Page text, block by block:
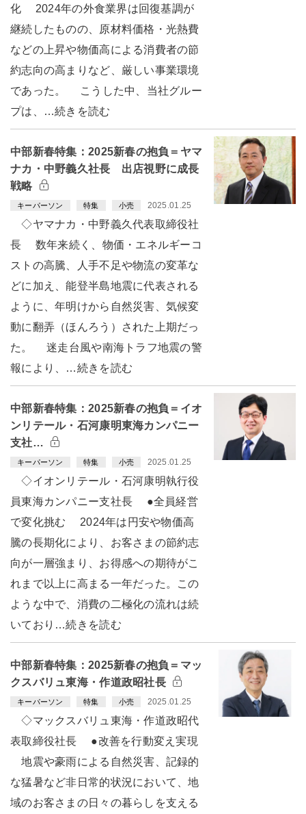
化 2024年の外食業界は回復基調が
継続したものの、原材料価格・光熱費
などの上昇や物価高による消費者の節
約志向の高まりなど、厳しい事業環境
であった。 こうした中、当社グルー
プは、…続きを読む
中部新春特集：2025新春の抱負＝ヤマ
ナカ・中野義久社長 出店視野に成長
戦略
キーパーソン 特集 小売 2025.01.25
◇ヤマナカ・中野義久代表取締役社
長 数年来続く、物価・エネルギーコ
ストの高騰、人手不足や物流の変革な
どに加え、能登半島地震に代表される
ように、年明けから自然災害、気候変
動に翻弄（ほんろう）された上期だっ
た。 迷走台風や南海トラフ地震の警
報により、…続きを読む
中部新春特集：2025新春の抱負＝イオ
ンリテール・石河康明東海カンパニー
支社…
キーパーソン 特集 小売 2025.01.25
◇イオンリテール・石河康明執行役
員東海カンパニー支社長 ●全員経営
で変化挑む 2024年は円安や物価高
騰の長期化により、お客さまの節約志
向が一層強まり、お得感への期待がこ
れまで以上に高まる一年だった。この
ような中で、消費の二極化の流れは続
いており…続きを読む
中部新春特集：2025新春の抱負＝マッ
クスバリュ東海・作道政昭社長
キーパーソン 特集 小売 2025.01.25
◇マックスバリュ東海・作道政昭代
表取締役社長 ●改善を行動変え実現
地震や豪雨による自然災害、記録的
な猛暑など非日常的状況において、地
域のお客さまの日々の暮らしを支える